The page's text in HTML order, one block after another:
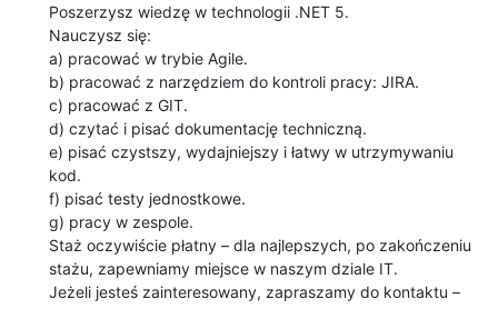
Poszerzysz wiedzę w technologii .NET 5.
Nauczysz się:
a) pracować w trybie Agile.
b) pracować z narzędziem do kontroli pracy: JIRA.
c) pracować z GIT.
d) czytać i pisać dokumentację techniczną.
e) pisać czystszy, wydajniejszy i łatwy w utrzymywaniu
kod.
f) pisać testy jednostkowe.
g) pracy w zespole.
Staż oczywiście płatny – dla najlepszych, po zakończeniu
stażu, zapewniamy miejsce w naszym dziale IT.
Jeżeli jesteś zainteresowany, zapraszamy do kontaktu –